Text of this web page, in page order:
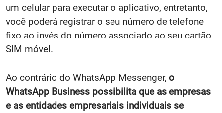
um celular para executar o aplicativo, entretanto,
você poderá registrar o seu número de telefone
fixo ao invés do número associado ao seu cartão
SIM móvel.
Ao contrário do WhatsApp Messenger, o
WhatsApp Business possibilita que as empresas
e as entidades empresariais individuais se